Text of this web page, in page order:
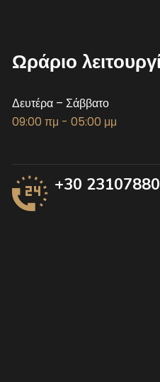
Ωράριο
Δευτέρα – Σάββατο
09:00 πμ - 05:00 μμ
+30